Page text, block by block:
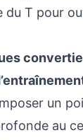
du T pour
un
au